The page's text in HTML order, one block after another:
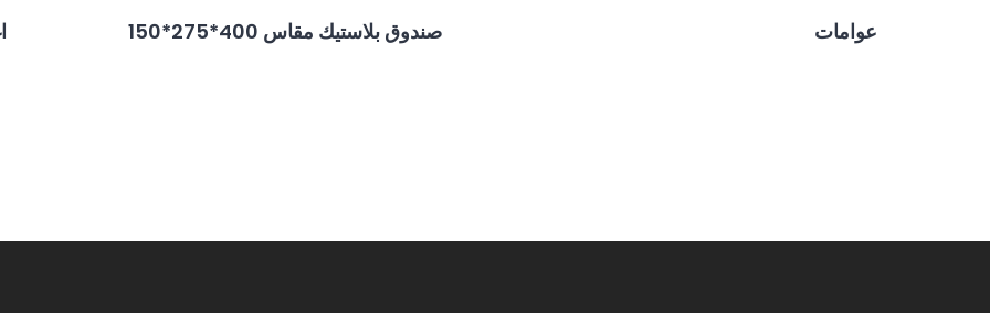
عوامات صندوق بلاستيك مقاس 400*275*150